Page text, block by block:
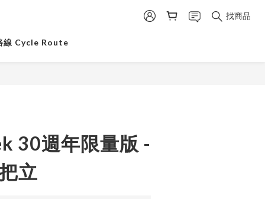
找商品
線 Cycle Route
30週年限量版 -
立